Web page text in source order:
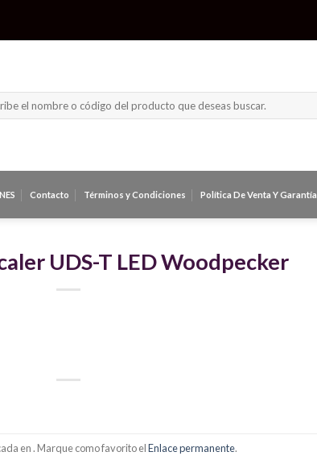
Contacto Términos y Condiciones Política De Venta Y Garantía
UDS-T LED Woodpecker
en . Marque como favorito elEnlace permanente.